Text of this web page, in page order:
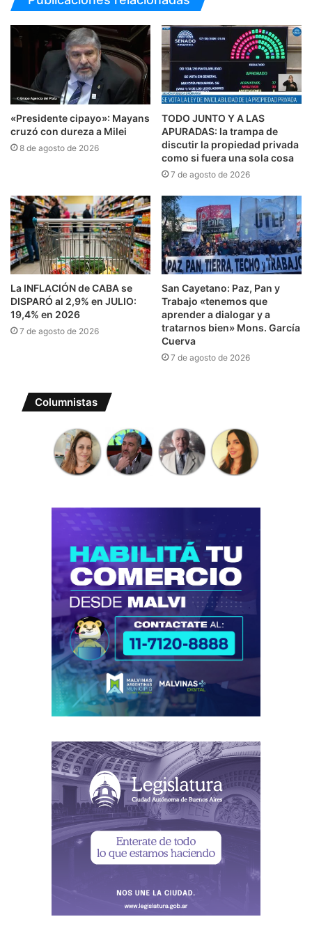
«Presidente cipayo»: Mayans
cruzó con dureza a Milei
8 de agosto de 2026
TODO JUNTO Y A LAS
APURADAS: la trampa de
discutir la propiedad privada
como si fuera una sola cosa
7 de agosto de 2026
La INFLACIÓN de CABA se
DISPARÓ al 2,9% en JULIO:
19,4% en 2026
7 de agosto de 2026
San Cayetano: Paz, Pan y
Trabajo «tenemos que
aprender a dialogar y a
tratarnos bien» Mons. García
Cuerva
7 de agosto de 2026
Columnistas